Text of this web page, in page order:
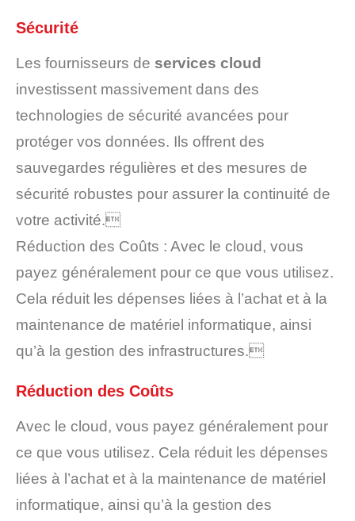
Sécurité
Les fournisseurs de services cloud
investissent massivement dans des
technologies de sécurité avancées pour
protéger vos données. Ils offrent des
sauvegardes régulières et des mesures de
sécurité robustes pour assurer la continuité de
votre activité.
Réduction des Coûts : Avec le cloud, vous
payez généralement pour ce que vous utilisez.
Cela réduit les dépenses liées à l’achat et à la
maintenance de matériel informatique, ainsi
qu’à la gestion des infrastructures.
Réduction des Coûts
Avec le cloud, vous payez généralement pour
ce que vous utilisez. Cela réduit les dépenses
liées à l’achat et à la maintenance de matériel
informatique, ainsi qu’à la gestion des